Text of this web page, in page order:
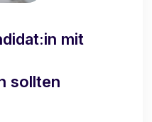
mit
sollten